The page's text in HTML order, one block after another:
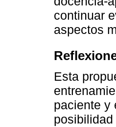
continuar
aspectos
Esta
paciente y